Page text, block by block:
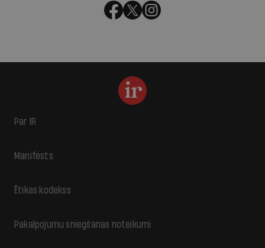
Par IR
Manifests
Ētikas kodekss
Pakalpojumu sniegšanas noteikumi